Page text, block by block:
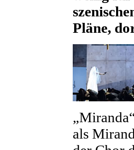
Pläne,
als